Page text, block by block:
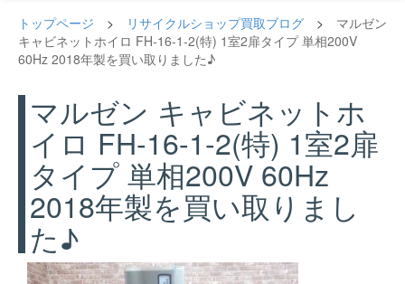
トップページ > リサイクルショップ買取ブログ > マルゼン
キャビネットホイロ FH-16-1-2(特) 1室2扉タイプ 単相200V
60Hz 2018年製を買い取りました♪
マルゼン キャビネットホ
イロ FH-16-1-2(特) 1室2扉
タイプ 単相200V 60Hz
2018年製を買い取りまし
た♪